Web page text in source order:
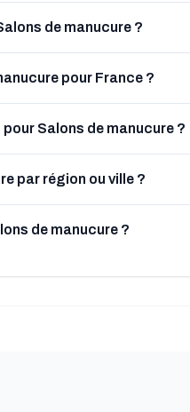
de manucure ?
pour France ?
Salons de manucure ?
par région ou ville ?
de manucure ?